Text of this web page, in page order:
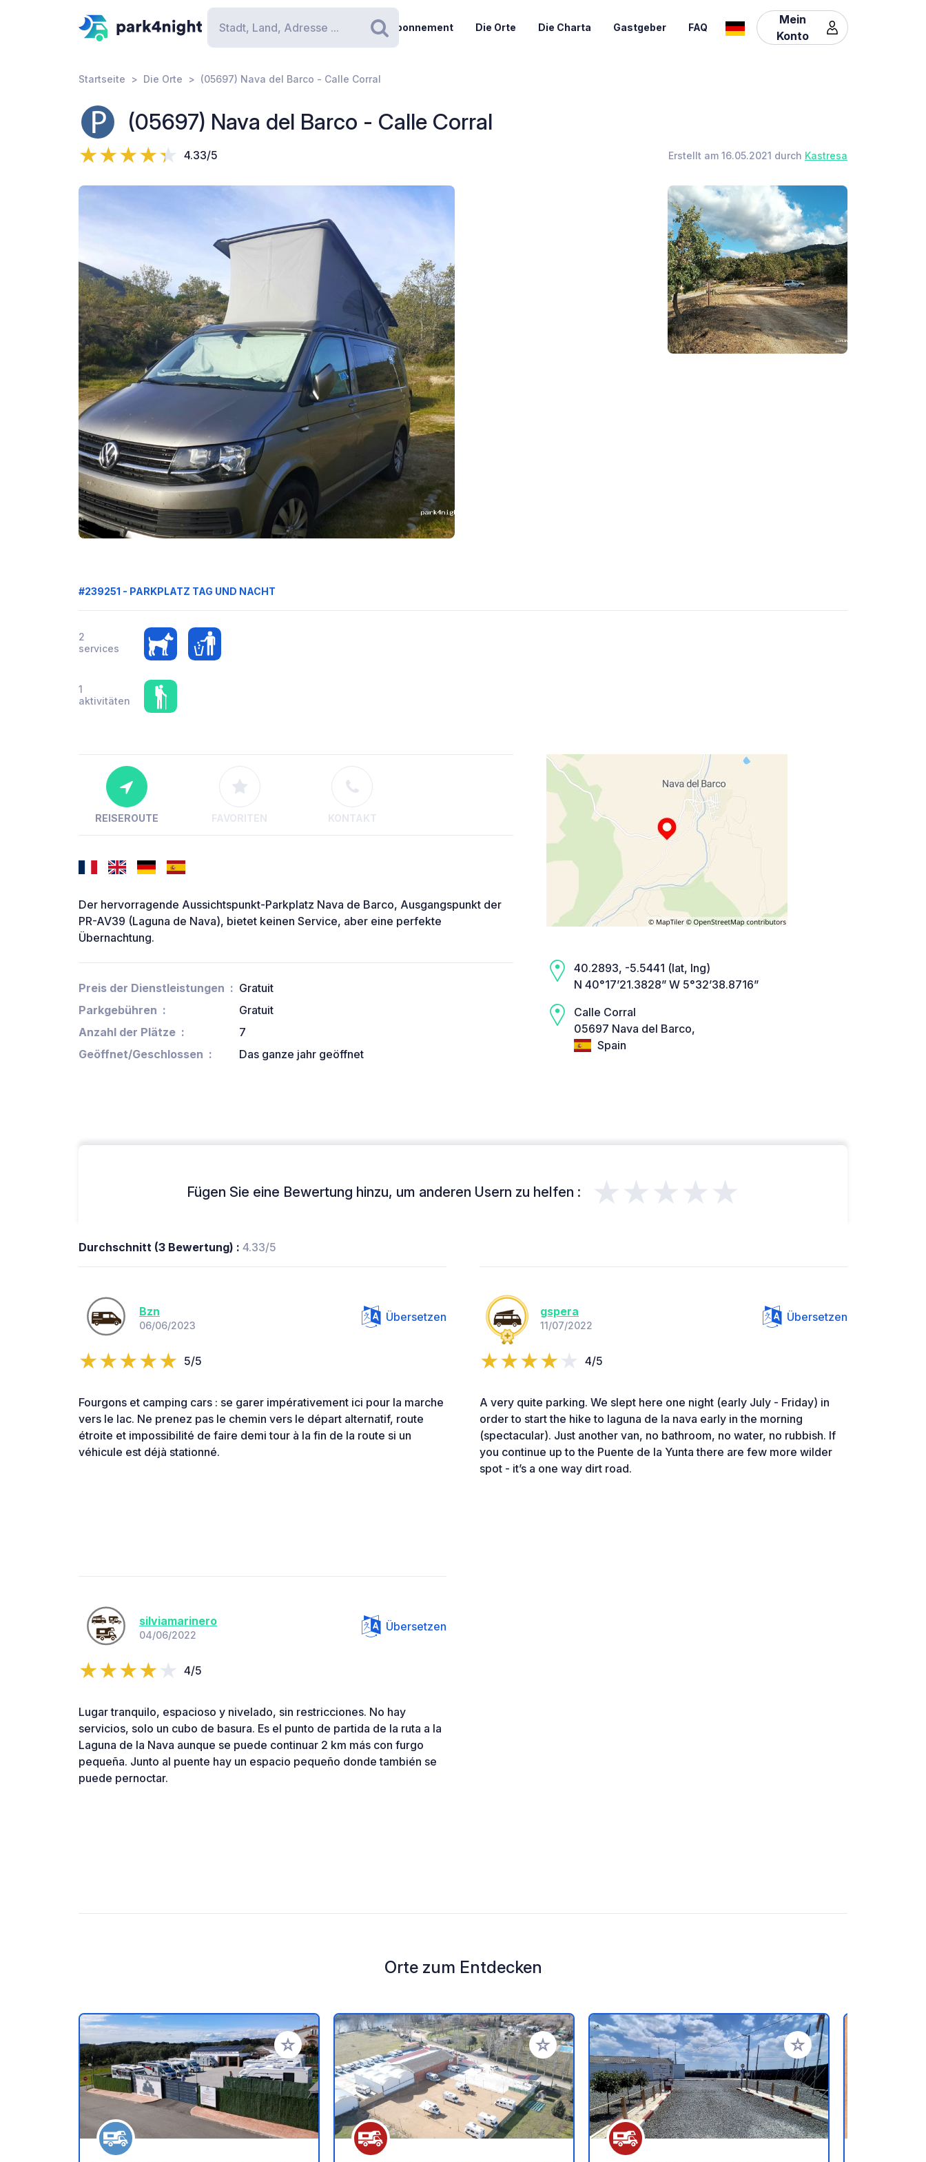
Suchen
Abonnement Die Orte Die Charta Gastgeber FAQ
Mein
Konto
Startseite Die Orte (05697) Nava del Barco - Calle Corral
(05697) Nava del Barco - Calle Corral
4.33/5 Erstellt am 16.05.2021 durch Kastresa
#239251 - PARKPLATZ TAG UND NACHT
2
services
1
aktivitäten
REISEROUTE FAVORITEN KONTAKT
Der hervorragende Aussichtspunkt-Parkplatz Nava de Barco, Ausgangspunkt der
PR-AV39 (Laguna de Nava), bietet keinen Service, aber eine perfekte
Übernachtung.
Preis der Dienstleistungen
Gratuit
Parkgebühren
Gratuit
Anzahl der Plätze
7
Geöffnet/Geschlossen
Das ganze jahr geöffnet
40.2893, -5.5441 (lat, lng)
N 40°17’21.3828” W 5°32’38.8716”
Calle Corral
05697 Nava del Barco,
Spain
Fügen Sie eine Bewertung hinzu, um anderen Usern zu helfen : ★★★★★
Durchschnitt (3 Bewertung) : 4.33/5
Bzn
06/06/2023
Übersetzen
5/5
Fourgons et camping cars : se garer impérativement ici pour la marche
vers le lac. Ne prenez pas le chemin vers le départ alternatif, route
étroite et impossibilité de faire demi tour à la fin de la route si un
véhicule est déjà stationné.
gspera
11/07/2022
Übersetzen
4/5
A very quite parking. We slept here one night (early July - Friday) in
order to start the hike to laguna de la nava early in the morning
(spectacular). Just another van, no bathroom, no water, no rubbish. If
you continue up to the Puente de la Yunta there are few more wilder
spot - it’s a one way dirt road.
silviamarinero
04/06/2022
Übersetzen
4/5
Lugar tranquilo, espacioso y nivelado, sin restricciones. No hay
servicios, solo un cubo de basura. Es el punto de partida de la ruta a la
Laguna de la Nava aunque se puede continuar 2 km más con furgo
pequeña. Junto al puente hay un espacio pequeño donde también se
puede pernoctar.
Orte zum Entdecken
Zu Ihren Favoriten hinzufügen Zu Ihren Favoriten hinzufügen Zu Ihren Favoriten